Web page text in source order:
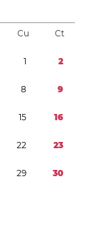
Cu Ct
1 2
8 9
15 16
22 23
29 30